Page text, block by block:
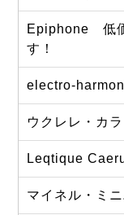
Epiphone 低
す！
electro-
ウクレレ・カ
Leqtique
マイネル・ミ